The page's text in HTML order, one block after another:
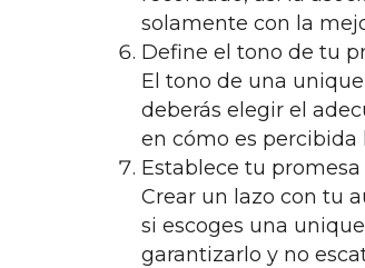
solamente con la
Define el tono de tu
El tono de una
deberás elegir el
en cómo es percibida
Establece tu
Crear un lazo con tu
si escoges una
garantizarlo y no